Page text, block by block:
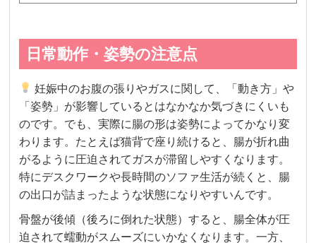
日常動作・姿勢の注意点
妊娠中のお腹の張りやガスに関して、「動き方」や
「姿勢」が影響しているとはなかなか気づきにくいも
のです。でも、実際に腸の形は姿勢によってかなり変
わります。たとえば猫背で座り続けると、腸が折れ曲
がるように圧迫されてガスが滞留しやすくなります。
特にデスクワークや長時間のソファ生活が続くと、腸
の出口が詰まったような状態になりやすいんです。
骨盤が後傾（後ろに倒れた状態）すると、腸全体が圧
迫されて蠕動がスムーズにいかなくなります。一方、